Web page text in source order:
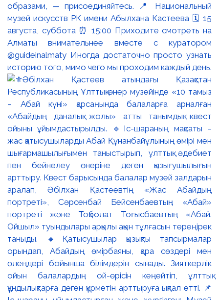
образами, — присоединяйтесь. 📍 Национальный
музей искусств РК имени Абылхана Кастеева 🗓 15
августа, суббота ⏰ 15:00 Приходите смотреть на
Алматы внимательнее вместе с куратором
@guideinalmaty Иногда достаточно просто узнать
историю того, мимо чего мы проходим каждый день.